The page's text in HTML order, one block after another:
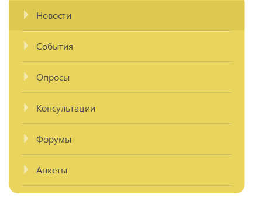
Новости
События
Опросы
Консультации
Форумы
Анкеты